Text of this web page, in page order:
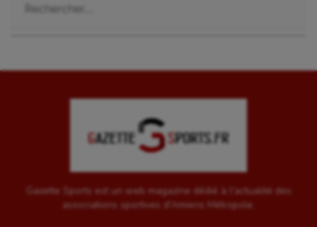
Gazette Sports est un web magazine dédié à l'actualité des
associations sportives d'Amiens Métropole.